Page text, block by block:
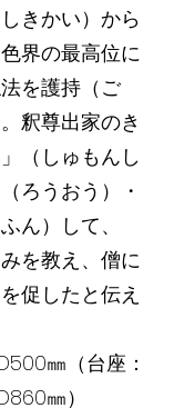
きかい）から
界の最高位に
を護持（ご
釈尊出家のき
（しゅもんし
ろうおう）・
ん）して、
を教え、僧に
促したと伝え
㎜（台座：
㎜）